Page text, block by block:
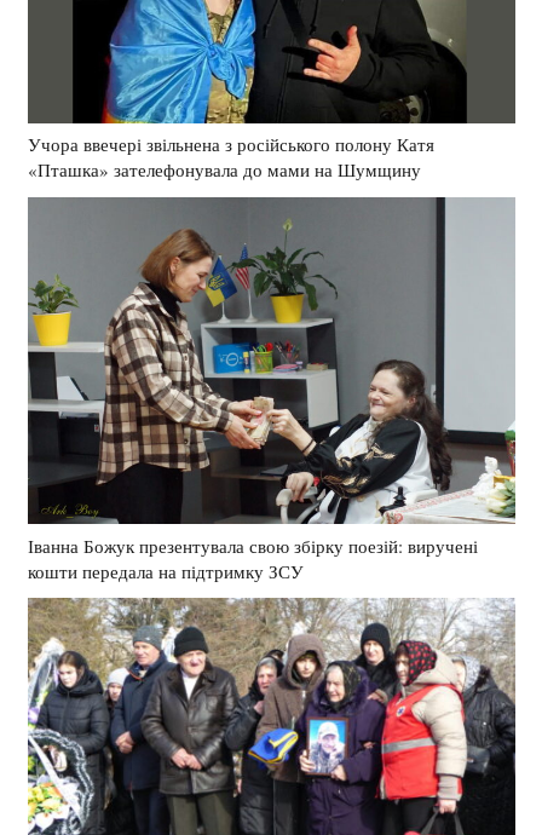
Учора ввечері звільнена з російського полону Катя
«Пташка» зателефонувала до мами на Шумщину
Іванна Божук презентувала свою збірку поезій: виручені
кошти передала на підтримку ЗСУ